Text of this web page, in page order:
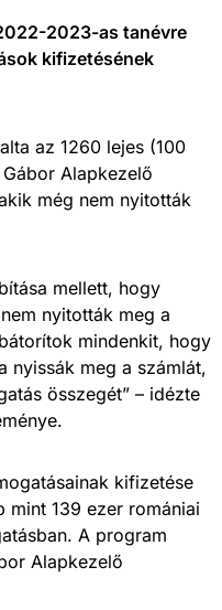
2023-as tanévre
kifizetésének
az 1260 lejes (100
Alapkezelő
még nem nyitották
mellett, hogy
nyitották meg a
mindenkit, hogy
nyissák meg a számlát,
összegét” – idézte
kifizetése
139 ezer romániai
A program
Alapkezelő